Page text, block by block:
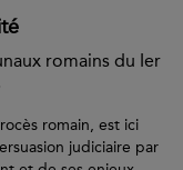
romains du Ier
romain, est ici
judiciaire par